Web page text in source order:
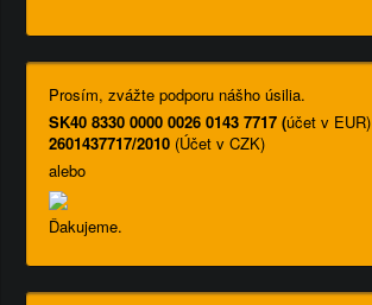
Prosím, zvážte podporu nášho úsilia.
SK40 8330 0000 0026 0143 7717 (účet v EUR)
2601437717/2010 (Účet v CZK)
alebo
Ďakujeme.